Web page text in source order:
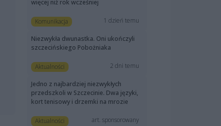
więcej niż rok wcześniej
Komunikacja 1 dzień temu
Niezwykła dwunastka. Oni ukończyli
szczecińskiego Pobożniaka
Aktualności 2 dni temu
Jedno z najbardziej niezwykłych
przedszkoli w Szczecinie. Dwa języki,
kort tenisowy i drzemki na mrozie
Aktualności art. sponsorowany